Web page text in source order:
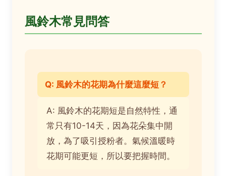
風鈴木常見問答
Q: 風鈴木的花期為什麼這麼短？
A: 風鈴木的花期短是自然特性，通
常只有10-14天，因為花朵集中開
放，為了吸引授粉者。氣候溫暖時
花期可能更短，所以要把握時間。